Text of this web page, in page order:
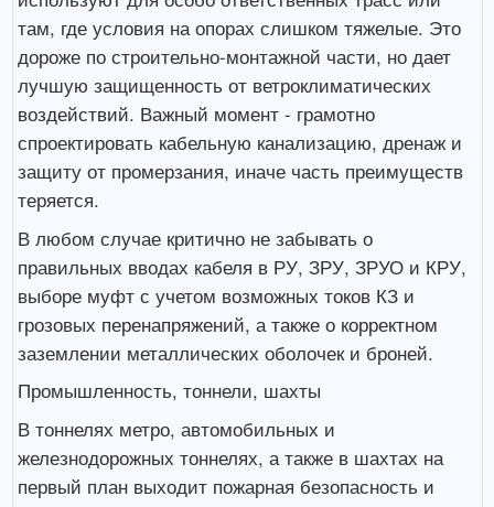
там, где условия на опорах слишком тяжелые. Это
дороже по строительно-монтажной части, но дает
лучшую защищенность от ветроклиматических
воздействий. Важный момент - грамотно
спроектировать кабельную канализацию, дренаж и
защиту от промерзания, иначе часть преимуществ
теряется.
В любом случае критично не забывать о
правильных вводах кабеля в РУ, ЗРУ, ЗРУО и КРУ,
выборе муфт с учетом возможных токов КЗ и
грозовых перенапряжений, а также о корректном
заземлении металлических оболочек и броней.
Промышленность, тоннели, шахты
В тоннелях метро, автомобильных и
железнодорожных тоннелях, а также в шахтах на
первый план выходит пожарная безопасность и